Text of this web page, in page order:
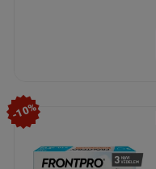
-10%